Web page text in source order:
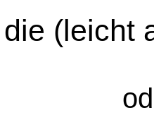
die (leicht